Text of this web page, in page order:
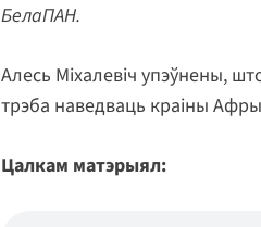
БелаПАН.
Алесь Міхалевіч упэўнены,
трэба наведваць краіны
Цалкам матэрыял: